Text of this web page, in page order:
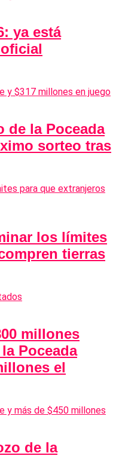
ya está
de la Poceada
sorteo tras
los límites
tierras
millones
Poceada
el
de la